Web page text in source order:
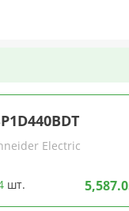
Electric
шт.